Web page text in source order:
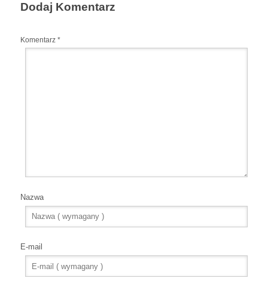
Dodaj Komentarz
Komentarz *
Nazwa
E-mail